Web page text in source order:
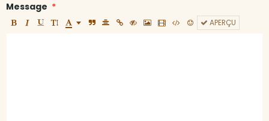
Message
APERÇU